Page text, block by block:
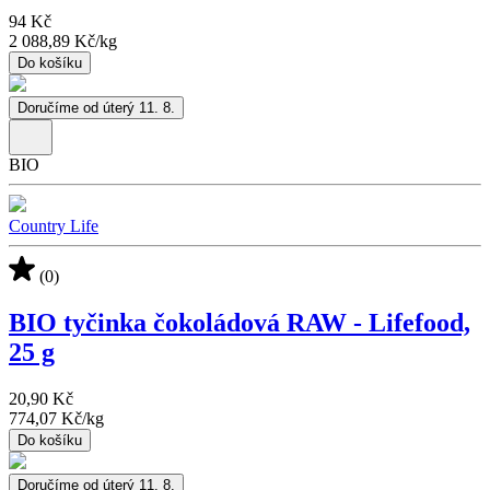
94 Kč
2 088,89 Kč/kg
Do košíku
Doručíme od úterý 11. 8.
BIO
Country Life
(0)
BIO tyčinka čokoládová RAW - Lifefood,
25 g
20,90 Kč
774,07 Kč/kg
Do košíku
Doručíme od úterý 11. 8.